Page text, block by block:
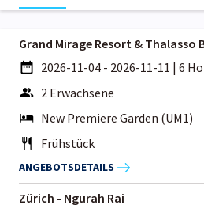
Grand Mirage Resort & Thalasso
2026-11-04 - 2026-11-11 | 6
2 Erwachsene
New Premiere Garden (UM1)
Frühstück
ANGEBOTSDETAILS
Zürich - Ngurah Rai